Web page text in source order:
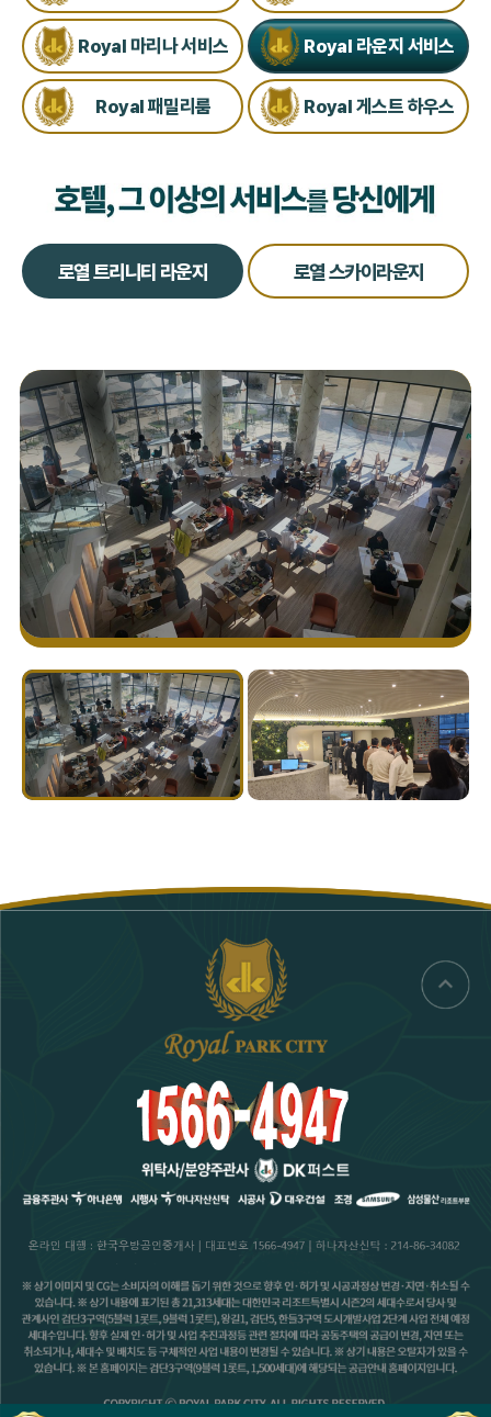
Royal 마리나 서비스 Royal 라운지 서비스
Royal 패밀리룸 Royal 게스트 하우스
로열 트리니티 라운지 로열 스카이라운지